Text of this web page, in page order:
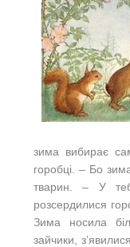
зима вибирає
горобці. ‒ Бо
тварин. ‒ У
розсердилися
Зима носила
зайчики,